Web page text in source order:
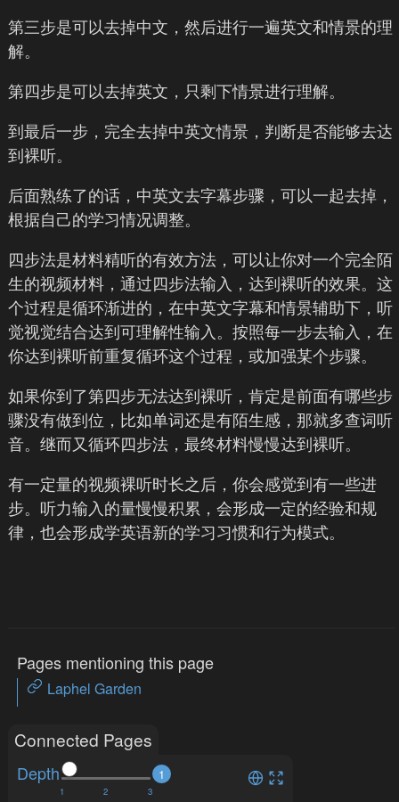
第三步是可以去掉中文，然后进行一遍英文和情景的理
解。
第四步是可以去掉英文，只剩下情景进行理解。
到最后一步，完全去掉中英文情景，判断是否能够去达
到裸听。
后面熟练了的话，中英文去字幕步骤，可以一起去掉，
根据自己的学习情况调整。
四步法是材料精听的有效方法，可以让你对一个完全陌
生的视频材料，通过四步法输入，达到裸听的效果。这
个过程是循环渐进的，在中英文字幕和情景辅助下，听
觉视觉结合达到可理解性输入。按照每一步去输入，在
你达到裸听前重复循环这个过程，或加强某个步骤。
如果你到了第四步无法达到裸听，肯定是前面有哪些步
骤没有做到位，比如单词还是有陌生感，那就多查词听
音。继而又循环四步法，最终材料慢慢达到裸听。
有一定量的视频裸听时长之后，你会感觉到有一些进
步。听力输入的量慢慢积累，会形成一定的经验和规
律，也会形成学英语新的学习习惯和行为模式。
Connected Pages
Depth 1
Pages mentioning this page
Laphel Garden